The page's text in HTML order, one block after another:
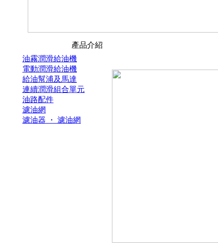
產品介紹
油霧潤滑給油機
電動潤滑給油機
給油幫浦及馬達
連續潤滑組合單元
油路配件
濾油網
濾油器 ・ 濾油網